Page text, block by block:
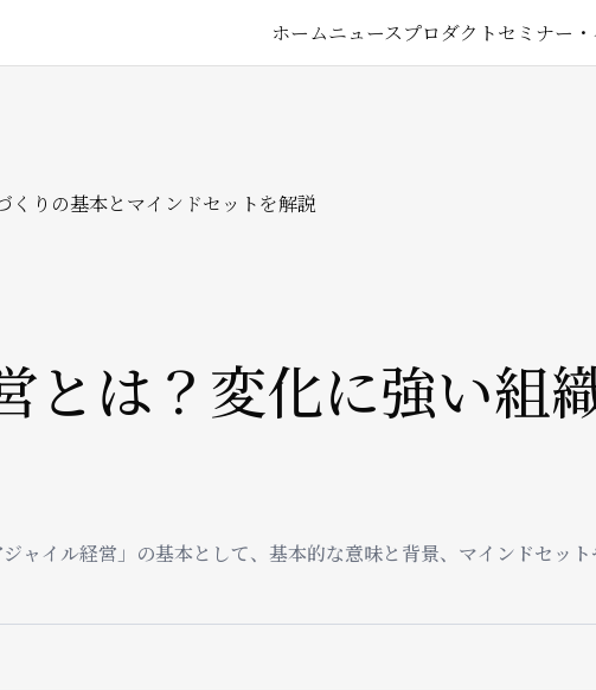
メ
ナ
ゲ
ー
ョ
ン
ホームニュースプロダクトセミナー
くりの基本とマインドセットを解説
とは？変化に強い組
ャイル経営」の基本として、基本的な意味と背景、マインドセッ